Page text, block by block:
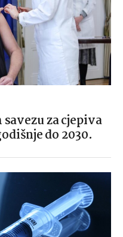
za cjepiva
do 2030.